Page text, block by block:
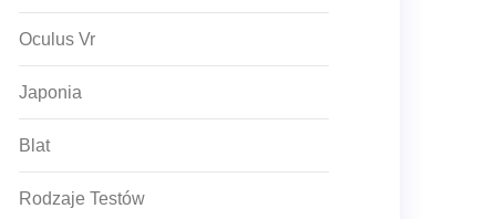
Oculus Vr
Japonia
Blat
Rodzaje Testów